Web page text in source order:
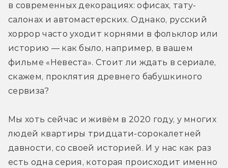
в современных декорациях: офисах, тату-
салонах и автомастерских. Однако, русский
хоррор часто уходит корнями в фольклор или
историю — как было, например, в вашем
фильме «Невеста». Стоит ли ждать в сериале,
скажем, проклятия древнего бабушкиного
сервиза?
Мы хоть сейчас и живём в 2020 году, у многих
людей квартиры тридцати-сорокалетней
давности, со своей историей. И у нас как раз
есть одна серия, которая происходит именно